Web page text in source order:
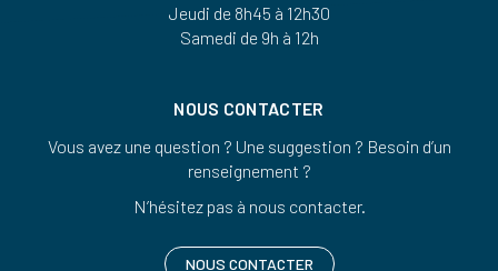
Jeudi de 8h45 à 12h30
Samedi de 9h à 12h
NOUS CONTACTER
Vous avez une question ? Une suggestion ? Besoin d’un
renseignement ?
N’hésitez pas à nous contacter.
NOUS CONTACTER